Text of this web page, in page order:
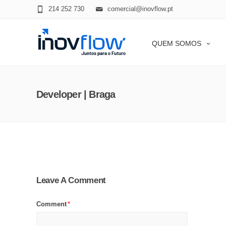
comercial@inovflow.pt
214 252 730
QUEM SOMOS
Developer | Braga
Leave A Comment
Comment*
modal-check